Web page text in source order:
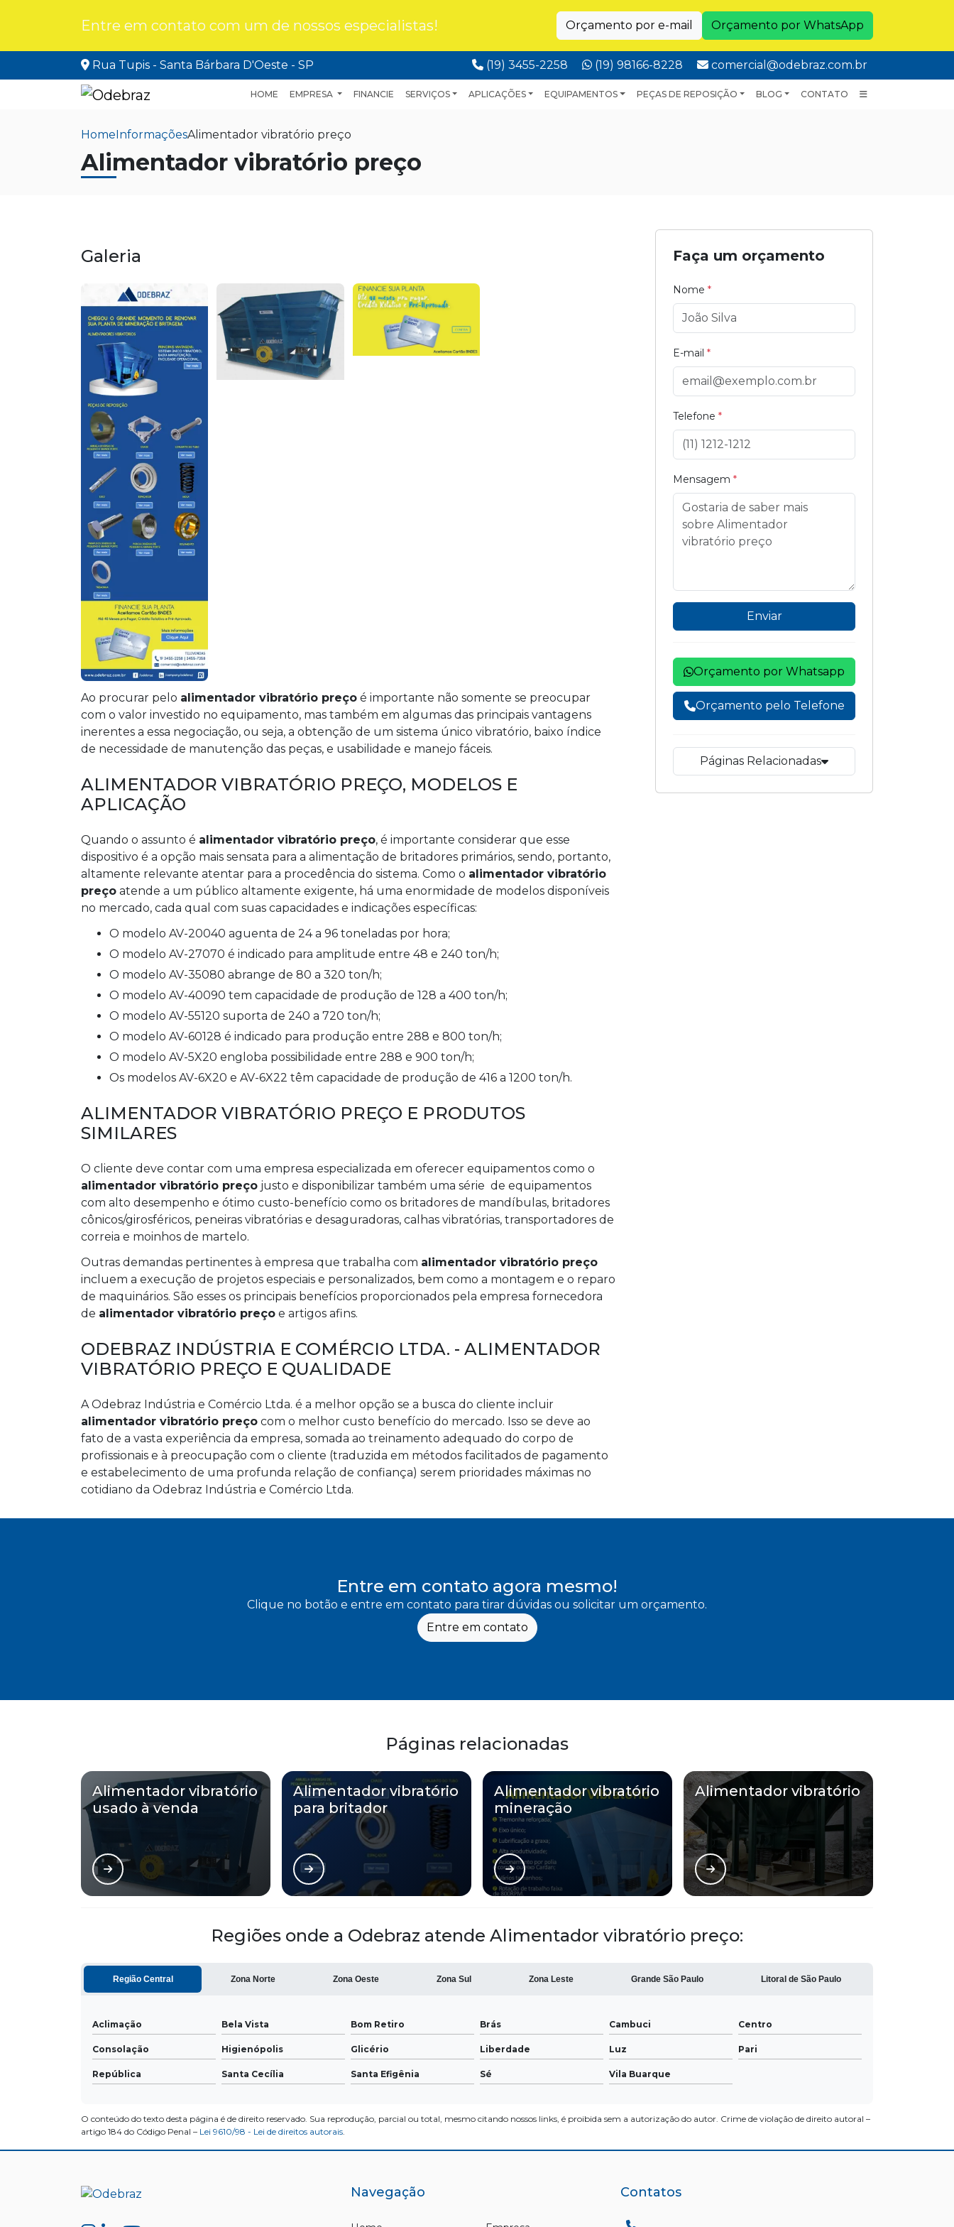
Entre em contato com um de nossos especialistas! Orçamento por e-mail Orçamento por WhatsApp
Rua Tupis - Santa Bárbara D'Oeste - SP Telefone:
(19) 3455-2258 WhatsApp:
(19) 98166-8228 E-mail:
comercial@odebraz.com.br
HOME EMPRESA FINANCIE SERVIÇOS APLICAÇÕES EQUIPAMENTOS PEÇAS DE REPOSIÇÃO BLOG CONTATO
HomeInformaçõesAlimentador vibratório preço
Alimentador vibratório preço
Galeria
Ao procurar pelo alimentador vibratório preço é importante não somente se preocupar
com o valor investido no equipamento, mas também em algumas das principais vantagens
inerentes a essa negociação, ou seja, a obtenção de um sistema único vibratório, baixo índice
de necessidade de manutenção das peças, e usabilidade e manejo fáceis.
ALIMENTADOR VIBRATÓRIO PREÇO, MODELOS E
APLICAÇÃO
Quando o assunto é alimentador vibratório preço, é importante considerar que esse
dispositivo é a opção mais sensata para a alimentação de britadores primários, sendo, portanto,
altamente relevante atentar para a procedência do sistema. Como o alimentador vibratório
preço atende a um público altamente exigente, há uma enormidade de modelos disponíveis
no mercado, cada qual com suas capacidades e indicações específicas:
O modelo AV-20040 aguenta de 24 a 96 toneladas por hora;
O modelo AV-27070 é indicado para amplitude entre 48 e 240 ton/h;
O modelo AV-35080 abrange de 80 a 320 ton/h;
O modelo AV-40090 tem capacidade de produção de 128 a 400 ton/h;
O modelo AV-55120 suporta de 240 a 720 ton/h;
O modelo AV-60128 é indicado para produção entre 288 e 800 ton/h;
O modelo AV-5X20 engloba possibilidade entre 288 e 900 ton/h;
Os modelos AV-6X20 e AV-6X22 têm capacidade de produção de 416 a 1200 ton/h.
ALIMENTADOR VIBRATÓRIO PREÇO E PRODUTOS
SIMILARES
O cliente deve contar com uma empresa especializada em oferecer equipamentos como o
alimentador vibratório preço justo e disponibilizar também uma série de equipamentos
com alto desempenho e ótimo custo-benefício como os britadores de mandíbulas, britadores
cônicos/girosféricos, peneiras vibratórias e desaguradoras, calhas vibratórias, transportadores de
correia e moinhos de martelo.
Outras demandas pertinentes à empresa que trabalha com alimentador vibratório preço
incluem a execução de projetos especiais e personalizados, bem como a montagem e o reparo
de maquinários. São esses os principais benefícios proporcionados pela empresa fornecedora
de alimentador vibratório preço e artigos afins.
ODEBRAZ INDÚSTRIA E COMÉRCIO LTDA. - ALIMENTADOR
VIBRATÓRIO PREÇO E QUALIDADE
A Odebraz Indústria e Comércio Ltda. é a melhor opção se a busca do cliente incluir
alimentador vibratório preço com o melhor custo benefício do mercado. Isso se deve ao
fato de a vasta experiência da empresa, somada ao treinamento adequado do corpo de
profissionais e à preocupação com o cliente (traduzida em métodos facilitados de pagamento
e estabelecimento de uma profunda relação de confiança) serem prioridades máximas no
cotidiano da Odebraz Indústria e Comércio Ltda.
Faça um orçamento
Nome*
E-mail*
Telefone*
Mensagem*
Enviar
Orçamento por Whatsapp
Orçamento pelo Telefone
Páginas Relacionadas
Entre em contato agora mesmo!
Clique no botão e entre em contato para tirar dúvidas ou solicitar um orçamento.
Entre em contato
Páginas relacionadas
Alimentador vibratório
usado à venda
Alimentador vibratório
para britador
Alimentador vibratório
mineração
Alimentador vibratório
Regiões onde a Odebraz atende Alimentador vibratório preço:
Região Central Zona Norte Zona Oeste Zona Sul Zona Leste Grande São Paulo Litoral de São Paulo
Aclimação Bela Vista Bom Retiro Brás Cambuci Centro
Consolação Higienópolis Glicério Liberdade Luz Pari
República Santa Cecília Santa Efigênia Sé Vila Buarque
O conteúdo do texto desta página é de direito reservado. Sua reprodução, parcial ou total, mesmo citando nossos links, é proibida sem a autorização do autor. Crime de violação de direito autoral –
artigo 184 do Código Penal – Lei 9610/98 - Lei de direitos autorais.
Navegação Contatos